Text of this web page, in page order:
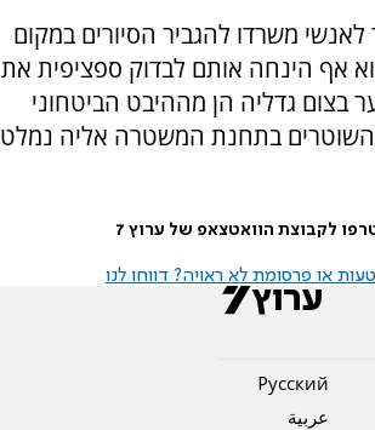
משרדו להגביר הסיורים במקום
אף הינחה אותם לבדוק ספציפית את
בצום גדליה הן מההיבט הביטחוני
בתחנת המשטרה אליה נמלט
לקבוצת הוואטצאפ של ערוץ 7
או פרסומת לא ראויה? דווחו לנו
Pусский
عربية